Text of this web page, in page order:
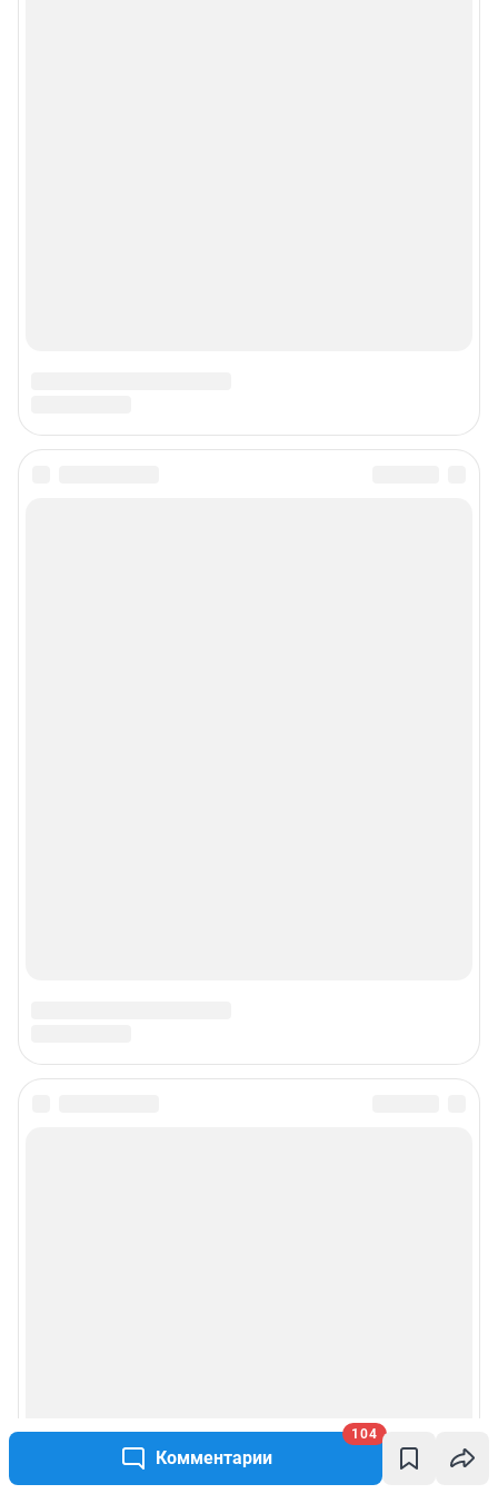
Комментарии
104